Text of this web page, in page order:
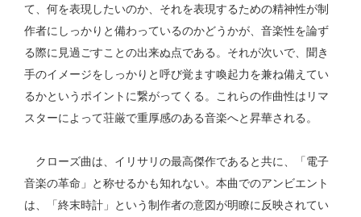
て、何を表現したいのか、それを表現するための精神性が制
作者にしっかりと備わっているのかどうかが、音楽性を論ず
る際に見過ごすことの出来ぬ点である。それが次いで、聞き
手のイメージをしっかりと呼び覚ます喚起力を兼ね備えてい
るかというポイントに繋がってくる。これらの作曲性はリマ
スターによって荘厳で重厚感のある音楽へと昇華される。
クローズ曲は、イリサリの最高傑作であると共に、「電子
音楽の革命」と称せるかも知れない。本曲でのアンビエント
は、「終末時計」という制作者の意図が明瞭に反映されてい